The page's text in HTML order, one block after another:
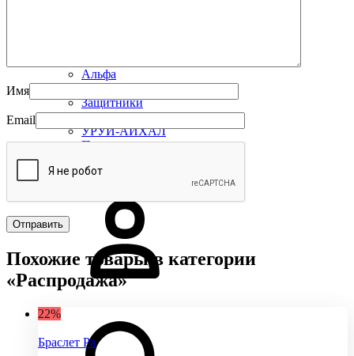
Альфа
Арго
Защитники
Лесная сказка
УРУЙ-АЙХАЛ
Премиум
Имя
Email
Похожие товары в категории
«Распродажа»
22%
Браслет Ра